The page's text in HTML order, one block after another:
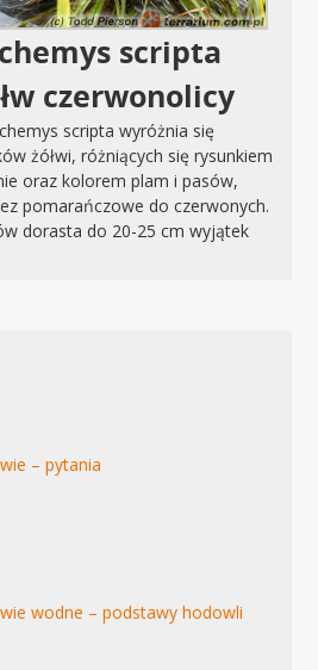
scripta
czerwonolicy
scripta wyróżnia się
żółwi, różniących się rysunkiem
oraz kolorem plam i pasów,
pomarańczowe do czerwonych.
dorasta do 20-25 cm wyjątek
– pytania
wodne – podstawy hodowli